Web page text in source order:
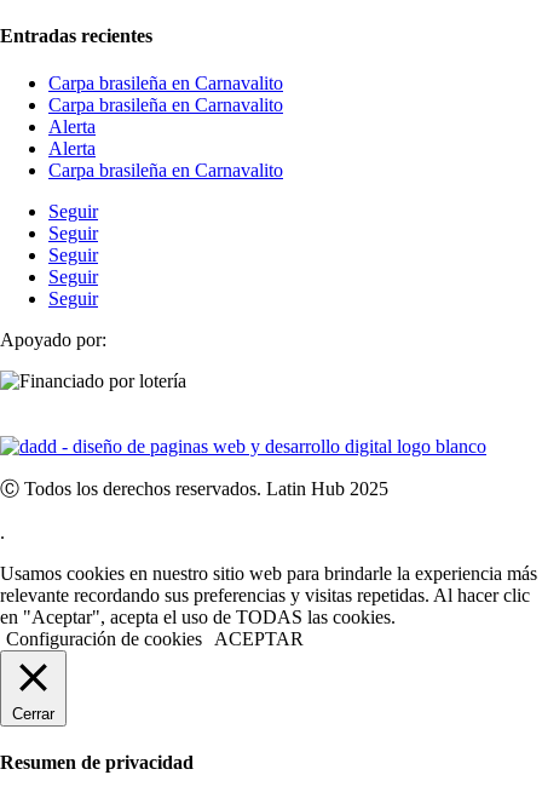
Entradas recientes
Carpa brasileña en Carnavalito
Carpa brasileña en Carnavalito
Alerta
Alerta
Carpa brasileña en Carnavalito
Seguir
Seguir
Seguir
Seguir
Seguir
Apoyado por:
Ⓒ Todos los derechos reservados. Latin Hub 2025
.
Usamos cookies en nuestro sitio web para brindarle la experiencia más
relevante recordando sus preferencias y visitas repetidas. Al hacer clic
en "Aceptar", acepta el uso de TODAS las cookies.
Configuración de cookies
ACEPTAR
Cerrar
Resumen de privacidad